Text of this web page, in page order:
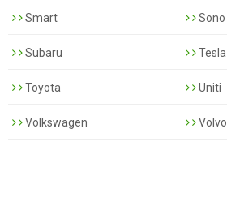
Smart Sono
Subaru Tesla
Toyota Uniti
Volkswagen Volvo